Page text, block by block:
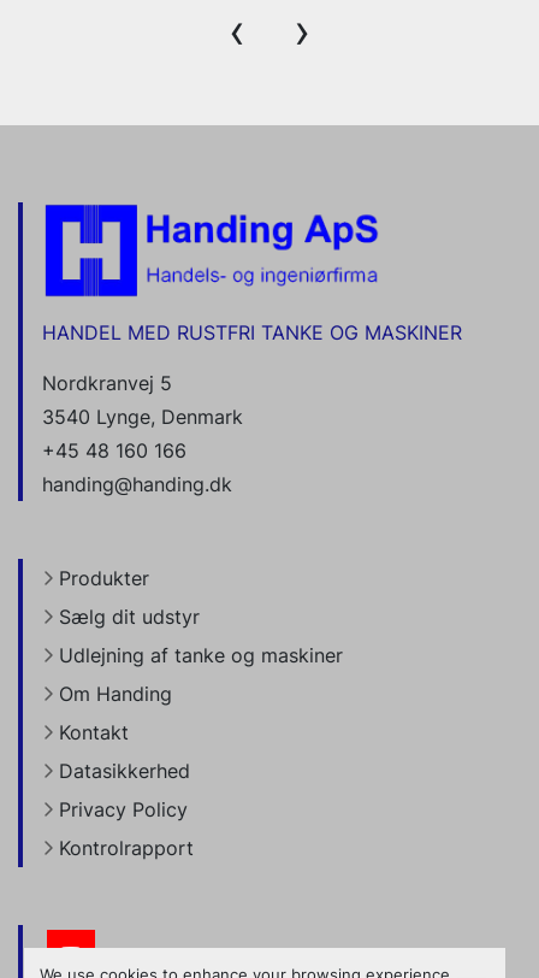
‹ ›
HANDEL MED RUSTFRI TANKE OG MASKINER
Nordkranvej 5
3540 Lynge, Denmark
+45 48 160 166
handing@handing.dk
Produkter
Sælg dit udstyr
Udlejning af tanke og maskiner
Om Handing
Kontakt
Datasikkerhed
Privacy Policy
Kontrolrapport
youtube